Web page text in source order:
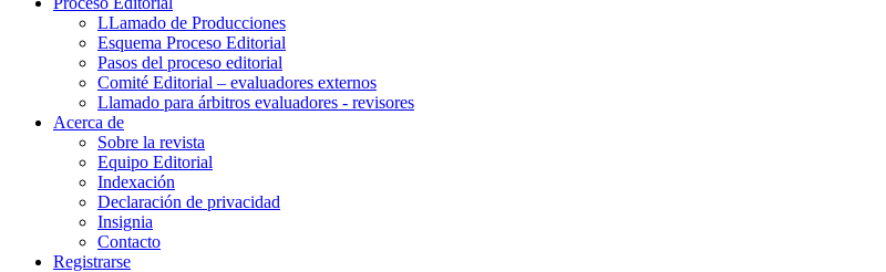
LLamado de Producciones
Esquema Proceso Editorial
Pasos del proceso editorial
Comité Editorial – evaluadores externos
Llamado para árbitros evaluadores - revisores
Acerca de
Sobre la revista
Equipo Editorial
Indexación
Declaración de privacidad
Insignia
Contacto
Registrarse